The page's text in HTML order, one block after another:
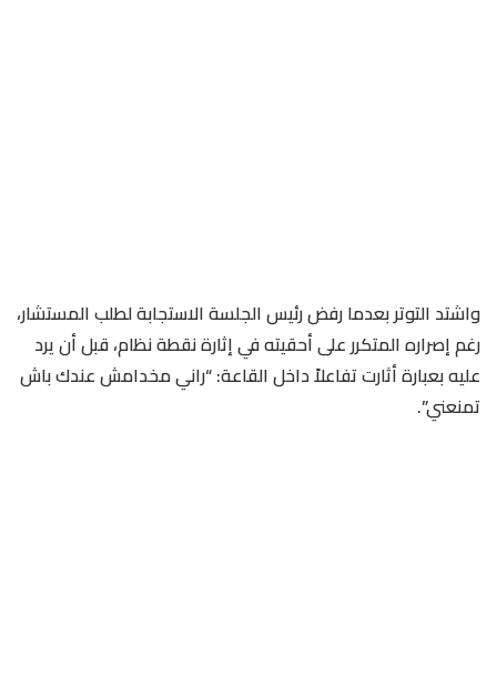
واشتد التوتر بعدما رفض رئيس الجلسة الاستجابة لطلب المستشار،
رغم إصراره المتكرر على أحقيته في إثارة نقطة نظام، قبل أن يرد
عليه بعبارة أثارت تفاعلاً داخل القاعة: “راني مخدامش عندك باش
تمنعني”.